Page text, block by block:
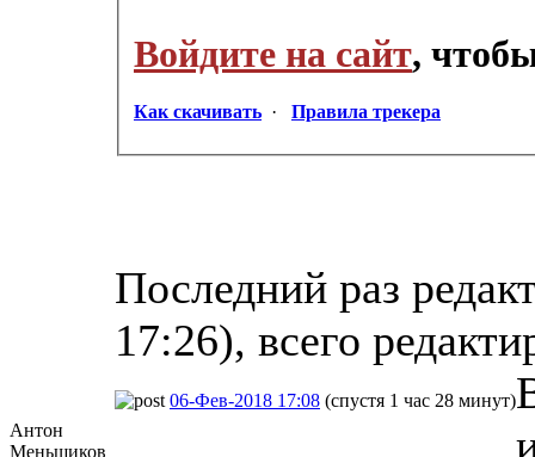
Войдите на сайт,
Как скачивать · Правила трекера
Последний раз
17:26), всего
Антон
Меньщиков
06-Фев-2018 17:08 (спустя 1 час 28 минут)